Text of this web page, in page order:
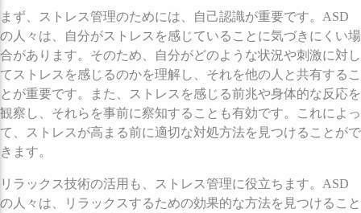
まず、ストレス管理のためには、自己認識が重要です。ASD
の人々は、自分がストレスを感じていることに気づきにくい場
合があります。そのため、自分がどのような状況や刺激に対し
てストレスを感じるのかを理解し、それを他の人と共有するこ
とが重要です。また、ストレスを感じる前兆や身体的な反応を
観察し、それらを事前に察知することも有効です。これによっ
て、ストレスが高まる前に適切な対処方法を見つけることがで
きます。
リラックス技術の活用も、ストレス管理に役立ちます。ASD
の人々は、リラックスするための効果的な方法を見つけること